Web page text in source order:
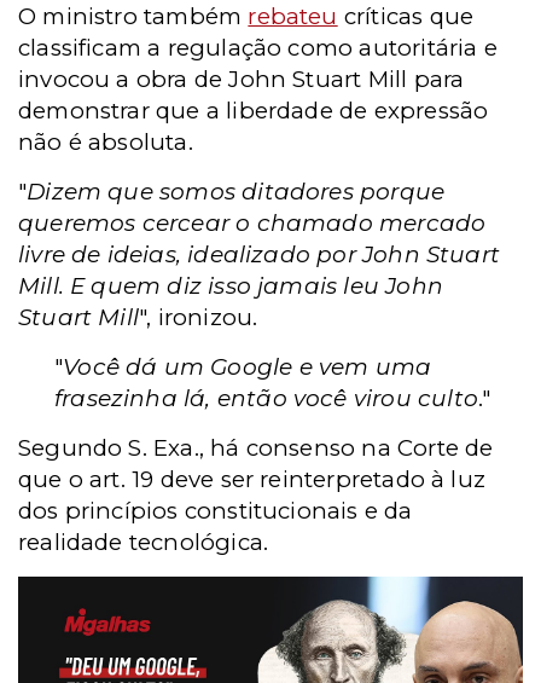
O ministro também rebateu críticas que
classificam a regulação como autoritária e
invocou a obra de John Stuart Mill para
demonstrar que a liberdade de expressão
não é absoluta.
"Dizem que somos ditadores porque
queremos cercear o chamado mercado
livre de ideias, idealizado por John Stuart
Mill. E quem diz isso jamais leu John
Stuart Mill", ironizou.
"Você dá um Google e vem uma
frasezinha lá, então você virou culto."
Segundo S. Exa., há consenso na Corte de
que o art. 19 deve ser reinterpretado à luz
dos princípios constitucionais e da
realidade tecnológica.